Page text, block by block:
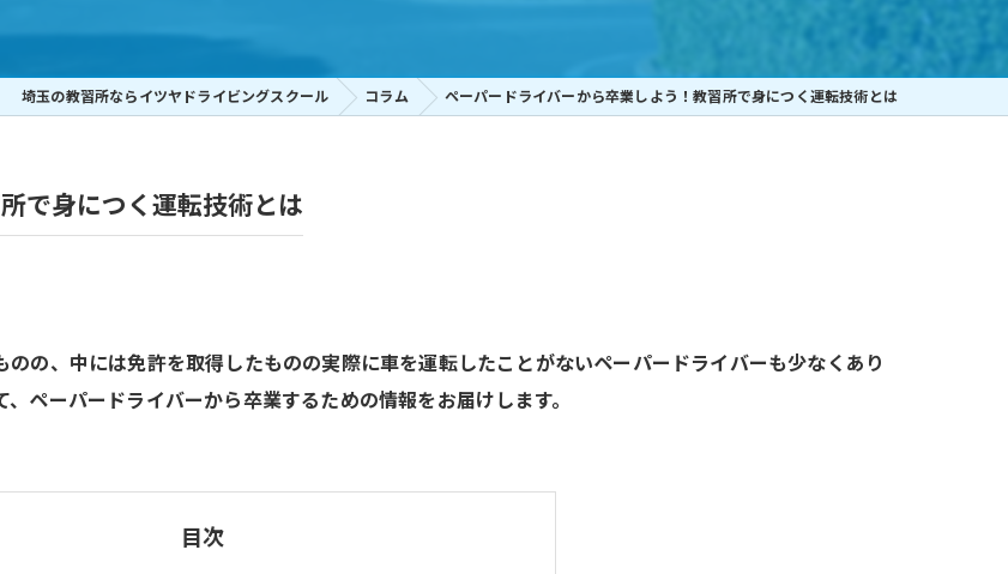
埼玉の教習所ならイツヤドライビングスクール コラム ペーパードライバーから卒業しよう！教習所で身につく運転技術とは
で身につく運転技術とは
の、中には免許を取得したものの実際に車を運転したことがないペーパードライバーも少なくあり
ペーパードライバーから卒業するための情報をお届けします。
目次